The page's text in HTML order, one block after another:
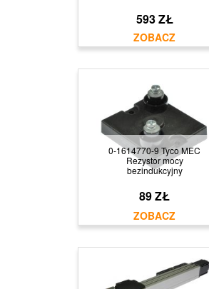
593 ZŁ
0-1614770-9 Tyco MEC
Rezystor mocy
bezindukcyjny
89 ZŁ